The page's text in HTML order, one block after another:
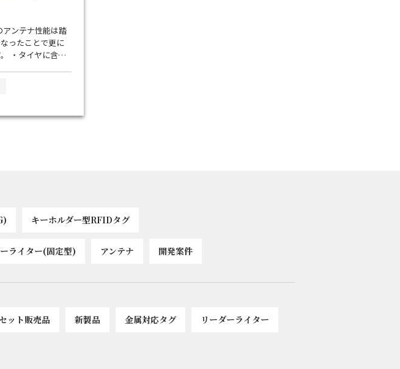
ったことで更に
性能を発揮しま
調整）を必要と
キーホルダー型RFIDタグ
ライター(固定型) アンテナ 開発案件
ット販売品 新製品 金属対応タグ リーダーライター